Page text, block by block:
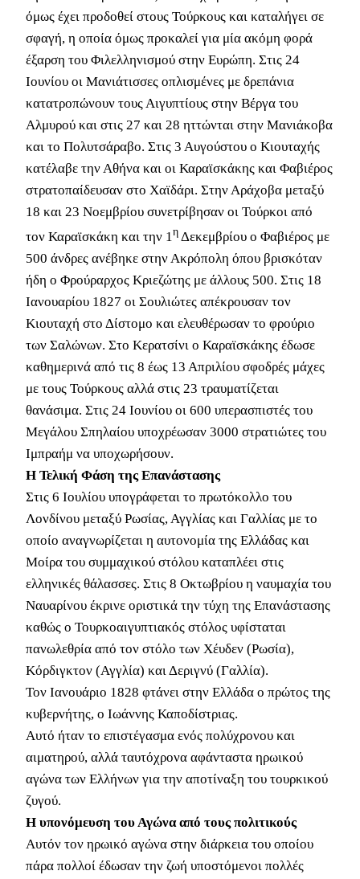
όμως έχει προδοθεί στους Τούρκους και καταλήγει σε
σφαγή, η οποία όμως προκαλεί για μία ακόμη φορά
έξαρση του Φιλελληνισμού στην Ευρώπη. Στις 24
Ιουνίου οι Μανιάτισσες οπλισμένες με δρεπάνια
κατατροπώνουν τους Αιγυπτίους στην Βέργα του
Αλμυρού και στις 27 και 28 ηττώνται στην Μανιάκοβα
και το Πολυτσάραβο. Στις 3 Αυγούστου ο Κιουταχής
κατέλαβε την Αθήνα και οι Καραϊσκάκης και Φαβιέρος
στρατοπαίδευσαν στο Χαϊδάρι. Στην Αράχοβα μεταξύ
18 και 23 Νοεμβρίου συνετρίβησαν οι Τούρκοι από
τον Καραϊσκάκη και την 1ηΔεκεμβρίου ο Φαβιέρος με
500 άνδρες ανέβηκε στην Ακρόπολη όπου βρισκόταν
ήδη ο Φρούραρχος Κριεζώτης με άλλους 500. Στις 18
Ιανουαρίου 1827 οι Σουλιώτες απέκρουσαν τον
Κιουταχή στο Δίστομο και ελευθέρωσαν το φρούριο
των Σαλώνων. Στο Κερατσίνι ο Καραϊσκάκης έδωσε
καθημερινά από τις 8 έως 13 Απριλίου σφοδρές μάχες
με τους Τούρκους αλλά στις 23 τραυματίζεται
θανάσιμα. Στις 24 Ιουνίου οι 600 υπερασπιστές του
Μεγάλου Σπηλαίου υποχρέωσαν 3000 στρατιώτες του
Ιμπραήμ να υποχωρήσουν.
Η Τελική Φάση της Επανάστασης
Στις 6 Ιουλίου υπογράφεται το πρωτόκολλο του
Λονδίνου μεταξύ Ρωσίας, Αγγλίας και Γαλλίας με το
οποίο αναγνωρίζεται η αυτονομία της Ελλάδας και
Μοίρα του συμμαχικού στόλου καταπλέει στις
ελληνικές θάλασσες. Στις 8 Οκτωβρίου η ναυμαχία του
Ναυαρίνου έκρινε οριστικά την τύχη της Επανάστασης
καθώς ο Τουρκοαιγυπτιακός στόλος υφίσταται
πανωλεθρία από τον στόλο των Χέυδεν (Ρωσία),
Κόρδιγκτον (Αγγλία) και Δεριγνύ (Γαλλία).
Τον Ιανουάριο 1828 φτάνει στην Ελλάδα ο πρώτος της
κυβερνήτης, ο Ιωάννης Καποδίστριας.
Αυτό ήταν το επιστέγασμα ενός πολύχρονου και
αιματηρού, αλλά ταυτόχρονα αφάνταστα ηρωικού
αγώνα των Ελλήνων για την αποτίναξη του τουρκικού
ζυγού.
Η υπονόμευση του Αγώνα από τους πολιτικούς
Αυτόν τον ηρωικό αγώνα στην διάρκεια του οποίου
πάρα πολλοί έδωσαν την ζωή υποστόμενοι πολλές